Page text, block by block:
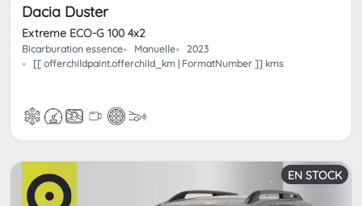
Dacia Duster
Extreme ECO-G 100 4x2
Bicarburation essence Manuelle
2023
[[ offerchildpaint.offerchild_km | FormatNumber ]] kms
EN STOCK